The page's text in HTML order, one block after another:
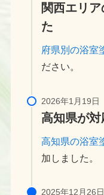
関西エリ
た
府県別の浴室
ださい。
高知県が
高知県の浴室
加しました。